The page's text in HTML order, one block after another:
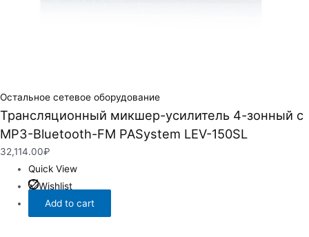
Остальное сетевое оборудование
Трансляционный микшер-усилитель 4-зонный с
MP3-Bluetooth-FM PASystem LEV-150SL
32,114.00₽
Quick View
Wishlist
Add to cart